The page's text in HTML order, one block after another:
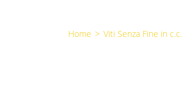
Home > Viti Senza Fine in c.c.